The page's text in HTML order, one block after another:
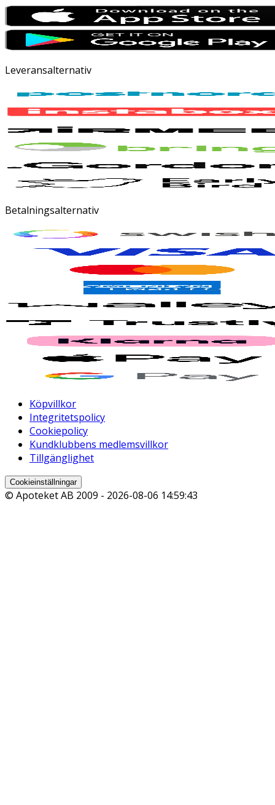
Leveransalternativ
Betalningsalternativ
Köpvillkor
Integritetspolicy
Cookiepolicy
Kundklubbens medlemsvillkor
Tillgänglighet
Cookieinställningar
© Apoteket AB 2009 - 2026-08-06 14:59:43